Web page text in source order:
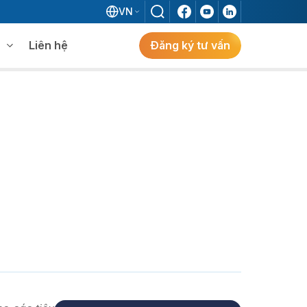
VN
Nghiệp FDI Kiến Tạo Nhà Máy Thông
Liên hệ Đăng ký tư vấn